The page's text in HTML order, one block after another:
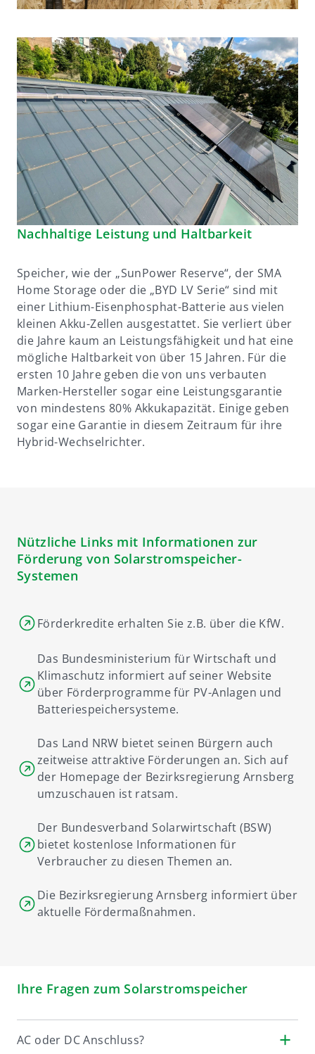
Nachhaltige Leistung und Haltbarkeit
Speicher, wie der „SunPower Reserve“, der SMA
Home Storage oder die „BYD LV Serie“ sind mit
einer Lithium-Eisenphosphat-Batterie aus vielen
kleinen Akku-Zellen ausgestattet. Sie verliert über
die Jahre kaum an Leistungsfähigkeit und hat eine
mögliche Haltbarkeit von über 15 Jahren. Für die
ersten 10 Jahre geben die von uns verbauten
Marken-Hersteller sogar eine Leistungsgarantie
von mindestens 80% Akkukapazität. Einige geben
sogar eine Garantie in diesem Zeitraum für ihre
Hybrid-Wechselrichter.
Nützliche Links mit Informationen zur
Förderung von Solarstromspeicher-
Systemen
Förderkredite erhalten Sie z.B. über die KfW.
Das Bundesministerium für Wirtschaft und
Klimaschutz informiert auf seiner Website
über Förderprogramme für PV-Anlagen und
Batteriespeichersysteme.
Das Land NRW bietet seinen Bürgern auch
zeitweise attraktive Förderungen an. Sich auf
der Homepage der Bezirksregierung Arnsberg
umzuschauen ist ratsam.
Der Bundesverband Solarwirtschaft (BSW)
bietet kostenlose Informationen für
Verbraucher zu diesen Themen an.
Die Bezirksregierung Arnsberg informiert über
aktuelle Fördermaßnahmen.
Ihre Fragen zum Solarstromspeicher
AC oder DC Anschluss?